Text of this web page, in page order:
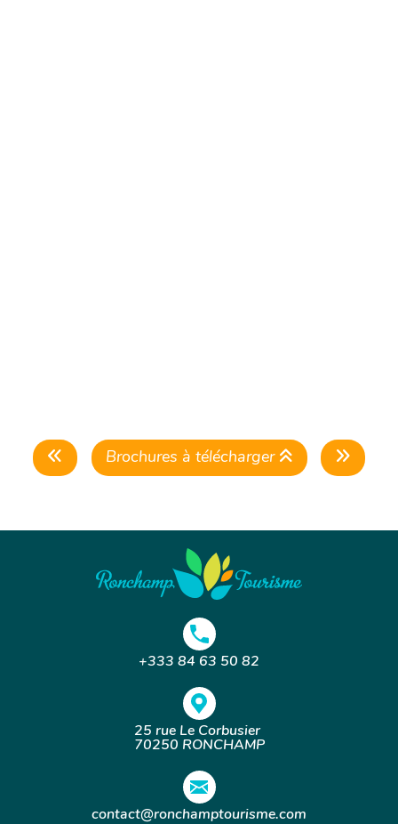
Brochures à télécharger
+333 84 63 50 82
25 rue Le Corbusier
70250 RONCHAMP
contact@ronchamptourisme.com